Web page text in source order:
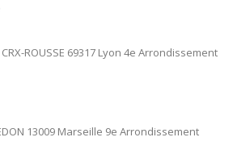
ROUSSE 69317 Lyon 4e Arrondissement
13009 Marseille 9e Arrondissement